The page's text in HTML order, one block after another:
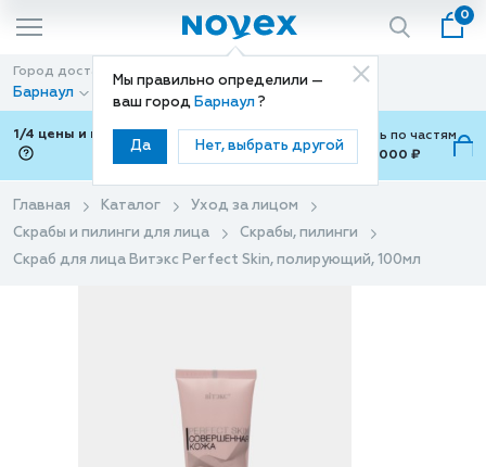
Мы правильно определили —
ваш город Барнаул ?
Да Нет, выбрать другой
0
Город доставки
Барнаул
Способ доставки
Доставка
1/4 цены и покупки ваши с Подели
Можно оплатить по частям
от 700 ₽ до 15,000 ₽
Главная Каталог
Уход за лицом
Скрабы и пилинги для лица
Скрабы, пилинги
Скраб для лица Витэкс Perfect Skin, полирующий, 100мл